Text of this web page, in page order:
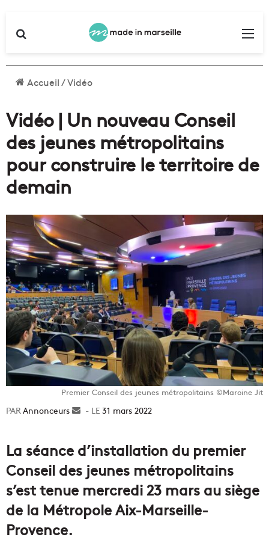
Accueil/Vidéo
Vidéo | Un nouveau Conseil
des jeunes métropolitains
pour construire le territoire de
demain
Premier Conseil des jeunes métropolitains ©Maroine Jit
Annonceurs
Envoyer31 mars 2022
La séance d’installation du premier
Conseil des jeunes métropolitains
s’est tenue mercredi 23 mars au siège
de la Métropole Aix-Marseille-
Provence.